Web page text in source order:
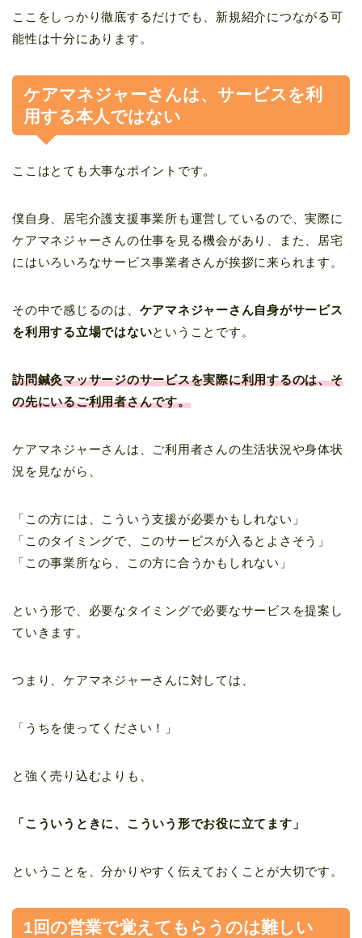
ここをしっかり徹底するだけでも、新規紹介につながる可
能性は十分にあります。
ケアマネジャーさんは、サービスを利
用する本人ではない
ここはとても大事なポイントです。
僕自身、居宅介護支援事業所も運営しているので、実際に
ケアマネジャーさんの仕事を見る機会があり、また、居宅
にはいろいろなサービス事業者さんが挨拶に来られます。
その中で感じるのは、 ケアマネジャーさん自身がサービス
を利用する立場ではないということです。
訪問鍼灸マッサージのサービスを実際に利用するのは、そ
の先にいるご利用者さんです。
ケアマネジャーさんは、ご利用者さんの生活状況や身体状
況を見ながら、
「この方には、こういう支援が必要かもしれない」
「このタイミングで、このサービスが入るとよさそう」
「この事業所なら、この方に合うかもしれない」
という形で、必要なタイミングで必要なサービスを提案し
ていきます。
つまり、ケアマネジャーさんに対しては、
「うちを使ってください！」
と強く売り込むよりも、
「こういうときに、こういう形でお役に立てます」
ということを、分かりやすく伝えておくことが大切です。
1回の営業で覚えてもらうのは難しい